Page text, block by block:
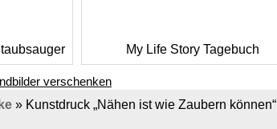
My Life Story Tagebuch
verschenken
» Kunstdruck „Nähen ist wie Zaubern können“